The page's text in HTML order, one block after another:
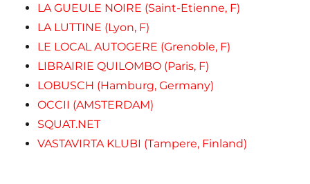
LA GUEULE NOIRE (Saint-Etienne, F)
LA LUTTINE (Lyon, F)
LE LOCAL AUTOGERE (Grenoble, F)
LIBRAIRIE QUILOMBO (Paris, F)
LOBUSCH (Hamburg, Germany)
OCCII (AMSTERDAM)
SQUAT.NET
VASTAVIRTA KLUBI (Tampere, Finland)